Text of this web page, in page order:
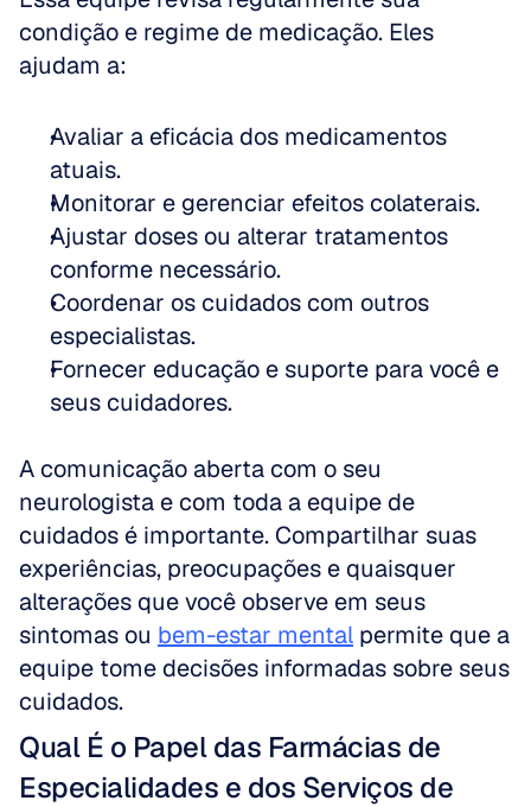
condição e regime de medicação. Eles
ajudam a:
Avaliar a eficácia dos medicamentos
atuais.
Monitorar e gerenciar efeitos colaterais.
Ajustar doses ou alterar tratamentos
conforme necessário.
Coordenar os cuidados com outros
especialistas.
Fornecer educação e suporte para você e
seus cuidadores.
A comunicação aberta com o seu
neurologista e com toda a equipe de
cuidados é importante. Compartilhar suas
experiências, preocupações e quaisquer
alterações que você observe em seus
sintomas ou bem-estar mental permite que a
equipe tome decisões informadas sobre seus
cuidados.
Qual É o Papel das Farmácias de
Especialidades e dos Serviços de